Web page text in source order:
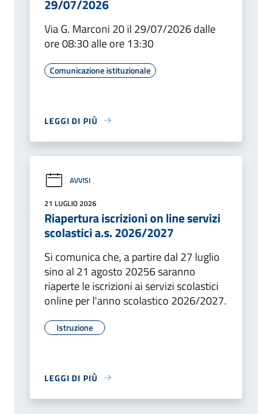
29/07/2026
Via G. Marconi 20 il 29/07/2026 dalle
ore 08:30 alle ore 13:30
Comunicazione istituzionale
LEGGI DI PIÙ
AVVISI
21 LUGLIO 2026
Riapertura iscrizioni on line servizi
scolastici a.s. 2026/2027
Si comunica che, a partire dal 27 luglio
sino al 21 agosto 20256 saranno
riaperte le iscrizioni ai servizi scolastici
online per l'anno scolastico 2026/2027.
Istruzione
LEGGI DI PIÙ